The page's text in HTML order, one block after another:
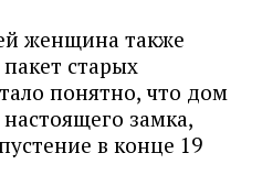
женщина также
старых
понятно, что дом
замка,
в конце 19